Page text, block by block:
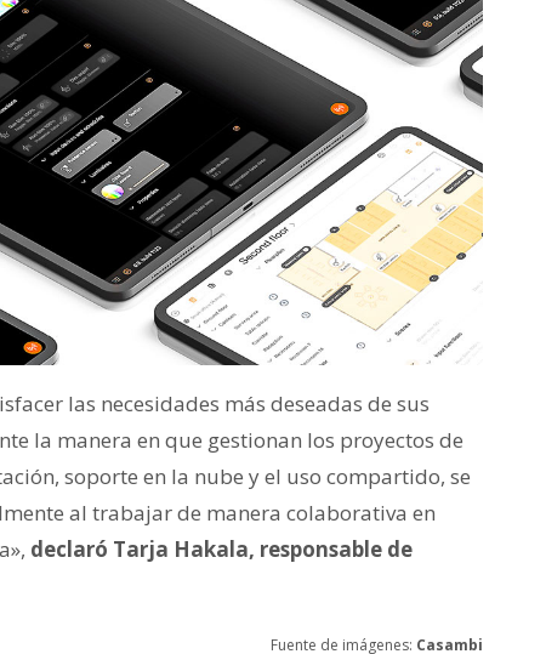
las necesidades más deseadas de sus
la manera en que gestionan los proyectos de
soporte en la nube y el uso compartido, se
al trabajar de manera colaborativa en
declaró Tarja Hakala, responsable de
Fuente de imágenes: Casambi